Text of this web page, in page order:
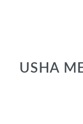
USHA